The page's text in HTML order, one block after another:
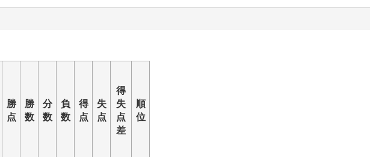
勝
点
勝
数
分
数
負
数
得
点
失
点
得
失
点
差
順
位